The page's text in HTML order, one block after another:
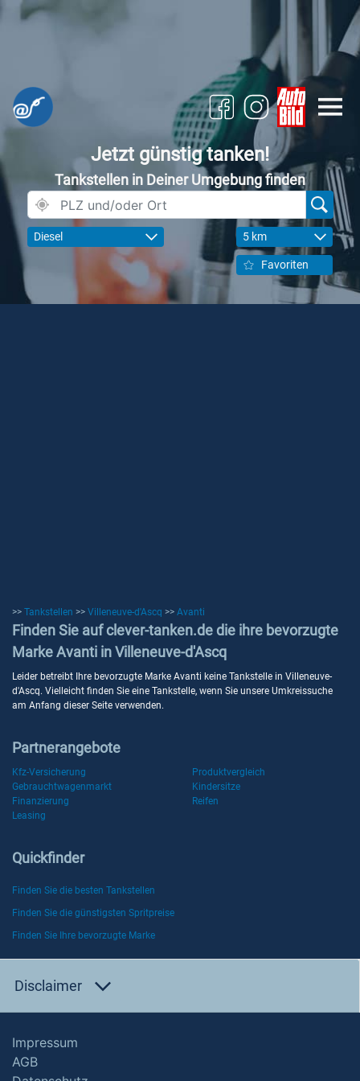
Jetzt günstig tanken!
Tankstellen in Deiner Umgebung finden
Diesel 5 km
Favoriten
>> Tankstellen >> Villeneuve-d'Ascq >> Avanti
Finden Sie auf clever-tanken.de die ihre bevorzugte
Marke Avanti in Villeneuve-d'Ascq
Leider betreibt Ihre bevorzugte Marke Avanti keine Tankstelle in Villeneuve-
d'Ascq. Vielleicht finden Sie eine Tankstelle, wenn Sie unsere Umkreissuche
am Anfang dieser Seite verwenden.
Partnerangebote
Kfz-Versicherung
Produktvergleich
Gebrauchtwagenmarkt
Kindersitze
Finanzierung
Reifen
Leasing
Quickfinder
Finden Sie die besten Tankstellen
Finden Sie die günstigsten Spritpreise
Finden Sie Ihre bevorzugte Marke
Disclaimer
Impressum
AGB